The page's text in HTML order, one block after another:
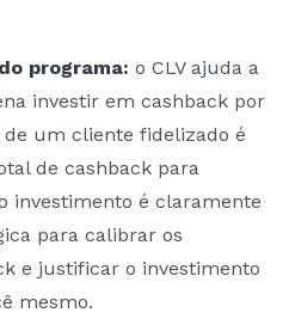
programa: o CLV ajuda a
investir em cashback por
de um cliente fidelizado é
de cashback para
investimento é claramente
para calibrar os
e justificar o investimento
mesmo.